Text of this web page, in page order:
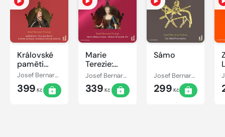
Královské
paměti
Jiřího z
Poděbrad
Josef Bernard Prokop
399 Kč
Marie
Terezie:
Symfonie
života velké
císařovny
Josef Bernard Prokop
339 Kč
Sámo
Josef Bernard Prokop
299 Kč